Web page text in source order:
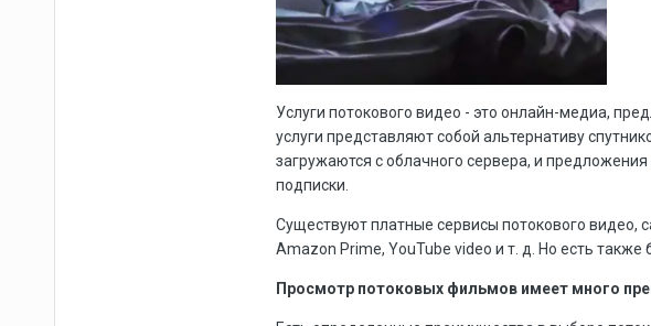
Услуги потокового видео - это онлайн-медиа,
услуги представляют собой альтернативу
загружаются с облачного сервера, и
подписки.
Существуют платные сервисы потокового видео,
Amazon Prime, YouTube video и т. д. Но есть
Просмотр потоковых фильмов имеет много